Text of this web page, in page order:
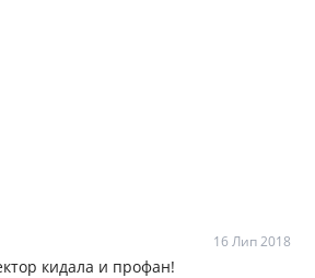
16 Лип 2018
кидала и профан!